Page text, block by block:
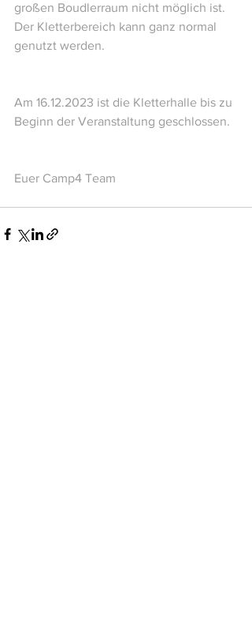
großen Boudlerraum nicht möglich ist.
Der Kletterbereich kann ganz normal
genutzt werden.
Am 16.12.2023 ist die Kletterhalle bis zu
Beginn der Veranstaltung geschlossen.
Euer Camp4 Team